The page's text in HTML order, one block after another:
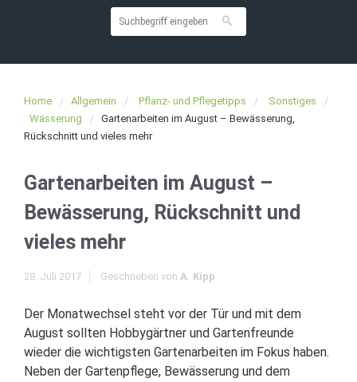
Home Allgemein Pflanz- und Pflegetipps
Sonstiges
Wässerung
Gartenarbeiten im August – Bewässerung,
Rückschnitt und vieles mehr
Gartenarbeiten im August –
Bewässerung, Rückschnitt und
vieles mehr
28. Juli 2017 Geschrieben von A. Kipp
Der Monatwechsel steht vor der Tür und mit dem
August sollten Hobbygärtner und Gartenfreunde
wieder die wichtigsten Gartenarbeiten im Fokus haben.
Neben der Gartenpflege, Bewässerung und dem